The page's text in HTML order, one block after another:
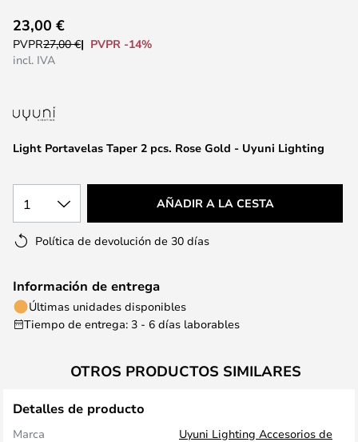
comienzo
galería
imágenes
Light Portavelas Taper 2 pcs. Rose Gold - Uyuni Lighting
23,00 €
PVPR27,00 €
PVPR -14%
incl. IVA
1 AÑADIR A LA CESTA
Política de devolución de 30 días
Información de entrega
Últimas unidades disponibles
Tiempo de entrega: 3 - 6 días laborables
OTROS PRODUCTOS SIMILARES
Detalles de producto
Marca
Uyuni Lighting Accesorios de